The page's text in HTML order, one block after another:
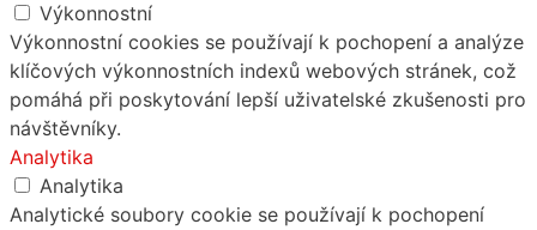
Výkonnostní
Výkonnostní cookies se používají k pochopení a analýze
klíčových výkonnostních indexů webových stránek, což
pomáhá při poskytování lepší uživatelské zkušenosti pro
návštěvníky.
Analytika
Analytika
Analytické soubory cookie se používají k pochopení